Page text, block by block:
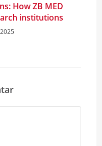
How ZB MED
institutions